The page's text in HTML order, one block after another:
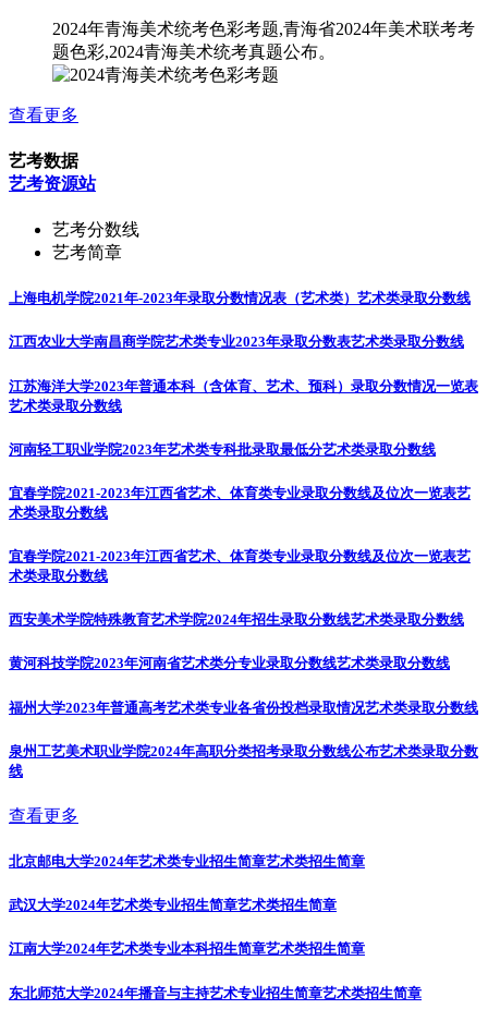
2024年青海美术统考色彩考题,青海省2024年美术联考考
题色彩,2024青海美术统考真题公布。
查看更多
艺考数据
艺考资源站
艺考分数线
艺考简章
上海电机学院2021年-2023年录取分数情况表（艺术类） 艺术类录取分数线
江西农业大学南昌商学院艺术类专业2023年录取分数表艺术类录取分数线
江苏海洋大学2023年普通本科（含体育、艺术、预科）录取分数情况一览表
艺术类录取分数线
河南轻工职业学院2023年艺术类专科批录取最低分艺术类录取分数线
宜春学院2021-2023年江西省艺术、体育类专业录取分数线及位次一览表艺
术类录取分数线
宜春学院2021-2023年江西省艺术、体育类专业录取分数线及位次一览表艺
术类录取分数线
西安美术学院特殊教育艺术学院2024年招生录取分数线艺术类录取分数线
黄河科技学院2023年河南省艺术类分专业录取分数线艺术类录取分数线
福州大学2023年普通高考艺术类专业各省份投档录取情况艺术类录取分数线
泉州工艺美术职业学院2024年高职分类招考录取分数线公布艺术类录取分数
线
查看更多
北京邮电大学2024年艺术类专业招生简章艺术类招生简章
武汉大学2024年艺术类专业招生简章艺术类招生简章
江南大学2024年艺术类专业本科招生简章艺术类招生简章
东北师范大学2024年播音与主持艺术专业招生简章艺术类招生简章